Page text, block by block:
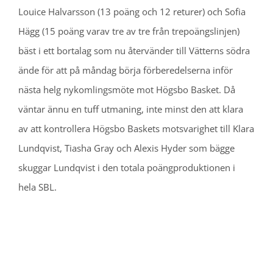
Louice Halvarsson (13 poäng och 12 returer) och Sofia
Hägg (15 poäng varav tre av tre från trepoängslinjen)
bäst i ett bortalag som nu återvänder till Vätterns södra
ände för att på måndag börja förberedelserna inför
nästa helg nykomlingsmöte mot Högsbo Basket. Då
väntar ännu en tuff utmaning, inte minst den att klara
av att kontrollera Högsbo Baskets motsvarighet till Klara
Lundqvist, Tiasha Gray och Alexis Hyder som bägge
skuggar Lundqvist i den totala poängproduktionen i
hela SBL.